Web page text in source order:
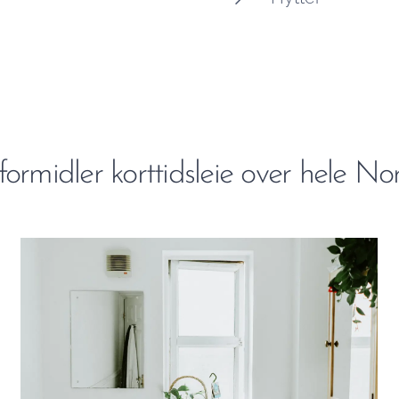
korttidsleie over hele